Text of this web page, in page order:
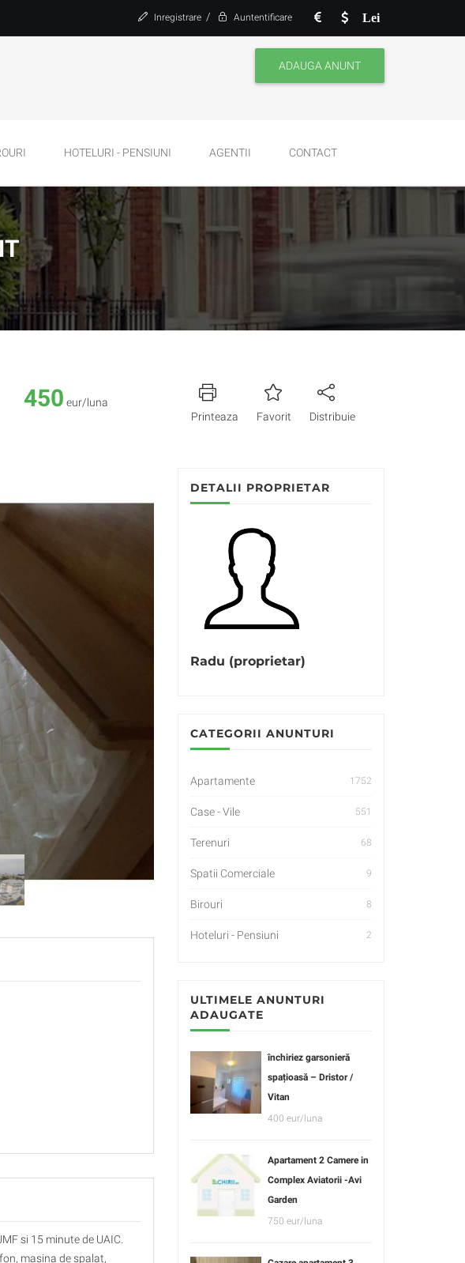
Lei
Inregistrare / Auntentificare
ADAUGA ANUNT
HOTELURI - PENSIUNI AGENTII CONTACT
450 eur/luna
Printeaza
Favorit Distribuie
si 15 minute de UAIC.
masina de spalat,
DETALII PROPRIETAR
Radu (proprietar)
CATEGORII ANUNTURI
Apartamente 1752
Case - Vile 551
Terenuri 68
Spatii Comerciale 9
Birouri 8
Hoteluri - Pensiuni 2
ULTIMELE ANUNTURI
ADAUGATE
închiriez garsonieră
spațioasă – Dristor /
Vitan
400 eur/luna
Apartament 2 Camere in
Complex Aviatorii -Avi
Garden
750 eur/luna